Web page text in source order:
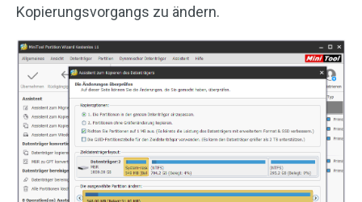
Kopierungsvorgangs zu ändern.